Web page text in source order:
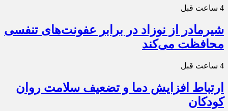
4 ساعت قبل
شیرمادر از نوزاد در برابر عفونت‌های تنفسی
محافظت می‌کند
4 ساعت قبل
ارتباط افزایش دما و تضعیف سلامت روان
کودکان